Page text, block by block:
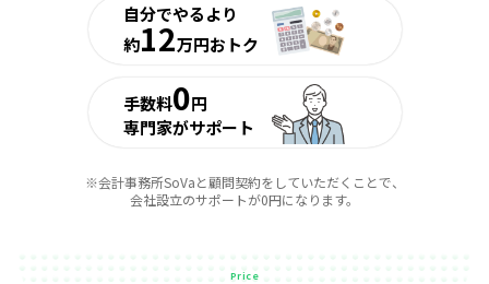
自分でやるより
約12万円おトク
手数料0円
専門家がサポート
※会計事務所SoVaと顧問契約をしていただくことで、
会社設立のサポートが0円になります。
Price